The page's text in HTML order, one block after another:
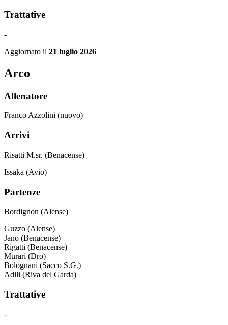
Trattative
-
Aggiornato il 21 luglio 2026
Arco
Allenatore
Franco Azzolini (nuovo)
Arrivi
Risatti M.sr. (Benacense)
Issaka (Avio)
Partenze
Bordignon (Alense)
Guzzo (Alense)
Jano (Benacense)
Rigatti (Benacense)
Murari (Dro)
Bolognani (Sacco S.G.)
Adili (Riva del Garda)
Trattative
-